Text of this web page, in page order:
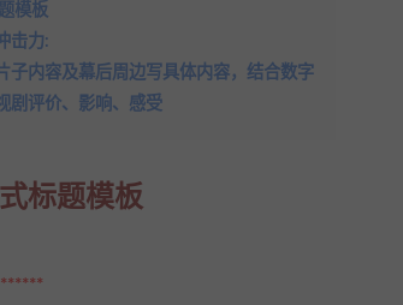
模板
击力:
子内容及幕后周边写具体内容，结合数字
剧评价、影响、感受
标题模板